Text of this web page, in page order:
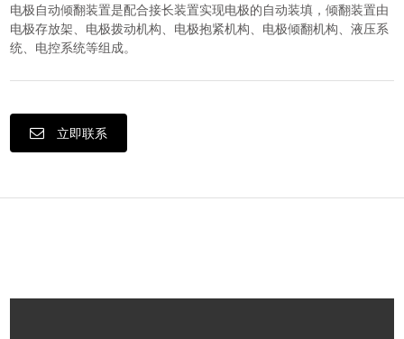
电极自动倾翻装置是配合接长装置实现电极的自动装填，倾翻装置由
电极存放架、电极拨动机构、电极抱紧机构、电极倾翻机构、液压系
统、电控系统等组成。
立即联系